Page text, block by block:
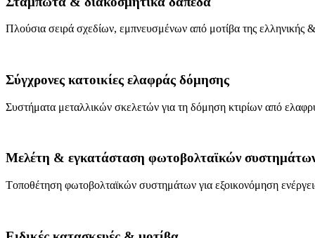
Πλούσια σειρά σχεδίων, εμπνευσμένων από μοτίβα της ελληνικής &
Σύγχρονες κατοικίες ελαφράς δόμησης
Συστήματα μεταλλικών σκελετών για τη δόμηση κτιρίων από
Μελέτη & εγκατάσταση φωτοβολταϊκών
Tοποθέτηση φωτοβολταϊκών συστημάτων για εξοικονόμηση